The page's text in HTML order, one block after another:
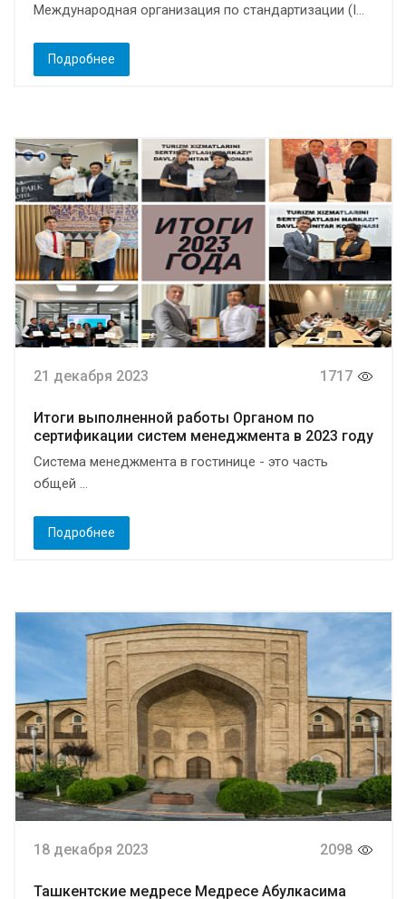
Международная организация по стандартизации (I...
Подробнее
21 декабря 2023 1717
Итоги выполненной работы Органом по
сертификации систем менеджмента в 2023 году
Система менеджмента в гостинице - это часть
общей ...
Подробнее
18 декабря 2023 2098
Ташкентские медресе Медресе Абулкасима